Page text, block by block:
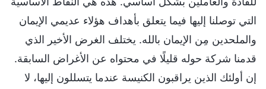
التي توصلنا إليها فيما يتعلق بأهداف هؤلاء عديمي الإيمان
والملحدين مِن الإيمان بالله. يختلف الغرض الأخير الذي
قدمنا شركة حوله قليلًا في محتواه عن الأغراض السابقة.
إن أولئك الذين يراقبون الكنيسة عندما يتسللون إليها، لا